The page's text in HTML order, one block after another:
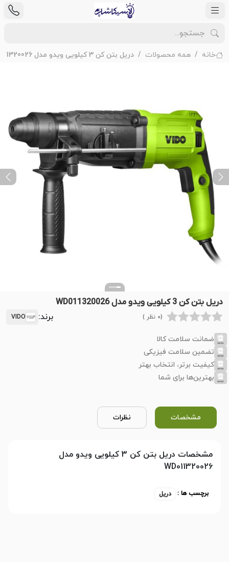
خانه همه محصولات دریل بتن کن 3 کیلویی ویدو مدل WD011320026
Previous
دریل بتن کن 3 کیلویی ویدو مدل WD011320026
(0 نظر ) برند: VIDO
ضمانت سلامت کالا
تضمین سلامت فیزیکی
کیفیت برتر، انتخاب بهتر
بهترین‌ها برای شما
مشخصات نظرات
مشخصات دریل بتن کن 3 کیلویی ویدو مدل
WD011320026
برچسب ها : دریل